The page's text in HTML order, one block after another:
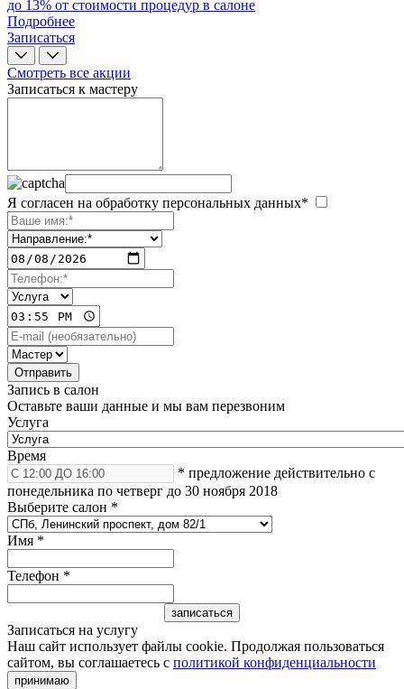
до 13% от стоимости процедур в салоне
Подробнее
Записаться
Смотреть все акции
Записаться к мастеру
Я согласен на обработку персональных данных*
Запись в салон
Оставьте ваши данные и мы вам перезвоним
Услуга
Время
* предложение действительно с
понедельника по четверг до 30 ноября 2018
Выберите салон *
Имя *
Телефон *
Записаться на услугу
Наш сайт использует файлы cookie. Продолжая пользоваться
сайтом, вы соглашаетесь с политикой конфиденциальности
принимаю